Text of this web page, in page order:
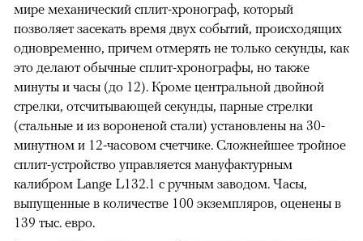
00:00
мире механический сплит-хронограф, который
позволяет засекать время двух событий, происходящих
одновременно, причем отмерять не только секунды, как
это делают обычные сплит-хронографы, но также
минуты и часы (до 12). Кроме центральной двойной
стрелки, отсчитывающей секунды, парные стрелки
(стальные и из вороненой стали) установлены на 30-
минутном и 12-часовом счетчике. Сложнейшее тройное
сплит-устройство управляется мануфактурным
калибром Lange L132.1 с ручным заводом. Часы,
выпущенные в количестве 100 экземпляров, оценены в
139 тыс. евро.